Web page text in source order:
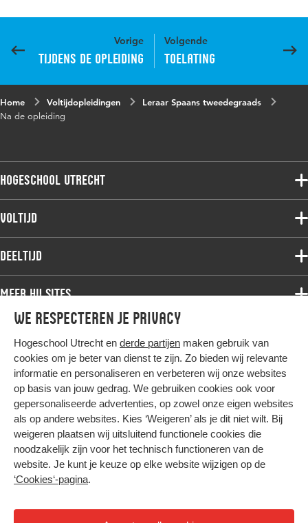
We respecteren je privacy
Hogeschool Utrecht en derde partijen maken gebruik van
cookies om je beter van dienst te zijn. Zo bieden wij relevante
informatie en personaliseren en verbeteren wij onze websites
op basis van jouw gedrag. We gebruiken cookies ook voor
gepersonaliseerde advertenties, op zowel onze eigen websites
als op andere websites. Kies ‘Weigeren’ als je dit niet wilt. Bij
weigeren plaatsen wij uitsluitend functionele cookies die
noodzakelijk zijn voor het technisch functioneren van de
website. Je kunt je keuze op elke website wijzigen op de
‘Cookies‘-pagina.
Vorige
Tijdens de opleiding
Volgende
Toelating
Home Voltijdopleidingen
Leraar Spaans tweedegraads
Na de opleiding
Hogeschool Utrecht
Voltijdopleidingen
Onderzoek
Werken bij de HU
Contact
Voltijd
Associate degree
Master
Studiekeuze voltijd
Deeltijd
Associate degree
Bachelor
Master
Post-master
Studiekeuze deeltijd
Meer HU sites
HU International
HU Bibliotheek
HU Ontwikkelt
Duurzame HU
Intranet
Trajectum
Hier komt alles samen
Colofon
Privacy
Cookies
Nieuwsbrief